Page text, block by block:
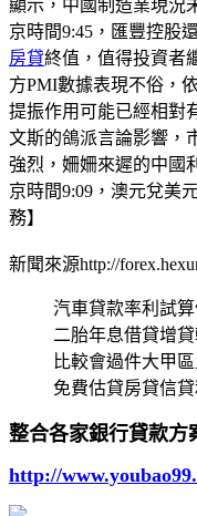
顯示，中國制造業現況
京時間9:45，匯豐控股
房貸終值，值得投資者
方PMI數據表現不俗，
提振作用可能已經相對
文斯的鴿派言論影響，
強烈，姍姍來遲的中國
京時間9:09，澳元兌美
務】
新聞來源http://
汽車貸款率利試
二胎年息借貸增
比較會過件大甲
免費估貸房貸信
整合各家銀行貸款方
http://